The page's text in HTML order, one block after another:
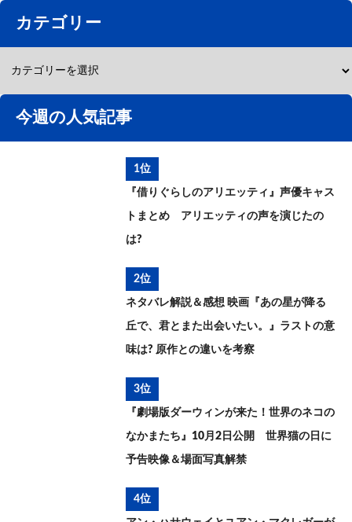
カテゴリー
今週の人気記事
1位
『借りぐらしのアリエッティ』声優キャス
トまとめ アリエッティの声を演じたの
は?
2位
ネタバレ解説＆感想 映画『あの星が降る
丘で、君とまた出会いたい。』ラストの意
味は? 原作との違いを考察
3位
『劇場版ダーウィンが来た！世界のネコの
なかまたち』10月2日公開 世界猫の日に
予告映像＆場面写真解禁
4位